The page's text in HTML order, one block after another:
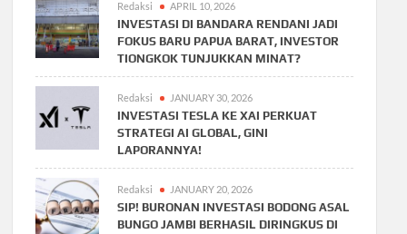
Redaksi APRIL 10, 2026
INVESTASI DI BANDARA RENDANI JADI
FOKUS BARU PAPUA BARAT, INVESTOR
TIONGKOK TUNJUKKAN MINAT?
Redaksi JANUARY 30, 2026
INVESTASI TESLA KE XAI PERKUAT
STRATEGI AI GLOBAL, GINI
LAPORANNYA!
Redaksi JANUARY 20, 2026
SIP! BURONAN INVESTASI BODONG ASAL
BUNGO JAMBI BERHASIL DIRINGKUS DI